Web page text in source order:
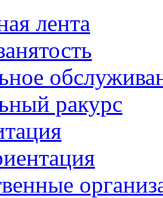
лента
ракурс